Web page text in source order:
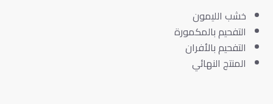
خشب الليمون
التفحيم بالمكمورة
التفحيم بالأفران
المنتج النهائي